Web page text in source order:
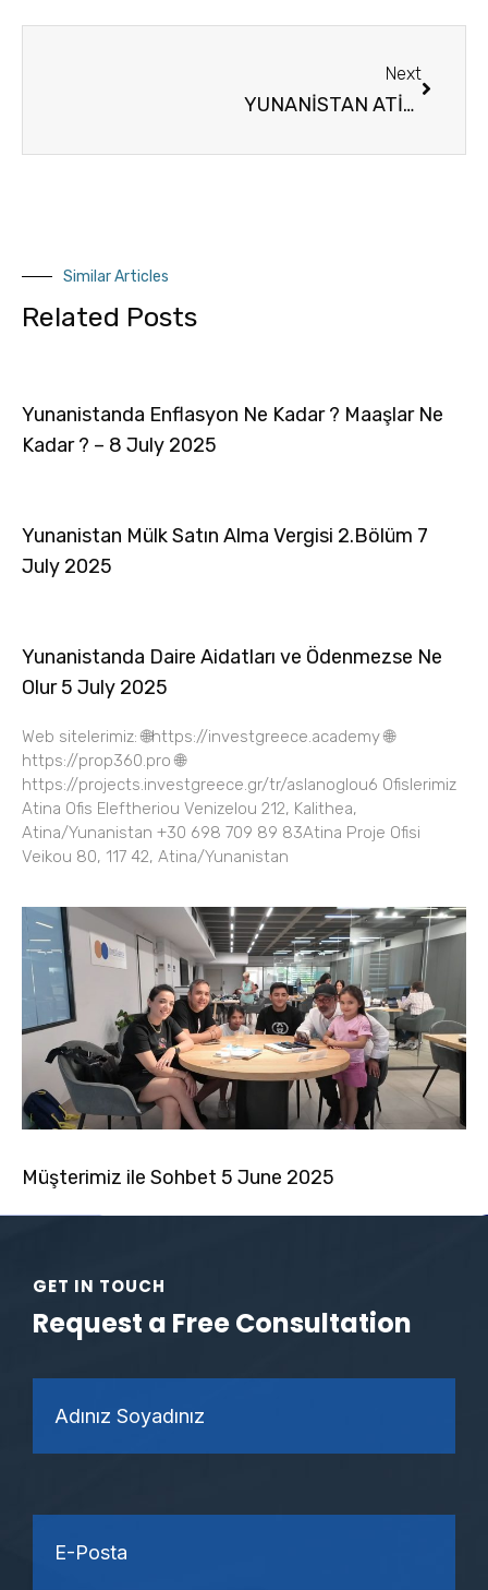
Next
YUNANİSTAN ATİNA SATILIK DAİRE GLIFADA (SATILIK) RESIDENTIAL APARTMENT || ATHENS SOUTH/GLYFADA – 133SQ.M, 3BEDROOMS, 300.000€
Similar Articles
Related Posts
Yunanistanda Enflasyon Ne Kadar ? Maaşlar Ne
Kadar ? – 8 July 2025
Yunanistan Mülk Satın Alma Vergisi 2.Bölüm 7
July 2025
Yunanistanda Daire Aidatları ve Ödenmezse Ne
Olur 5 July 2025
Web sitelerimiz: 🌐https://investgreece.academy 🌐
https://prop360.pro 🌐
https://projects.investgreece.gr/tr/aslanoglou6 Ofislerimiz
Atina Ofis Eleftheriou Venizelou 212, Kalithea,
Atina/Yunanistan +30 698 709 89 83Atina Proje Ofisi
Veikou 80, 117 42, Atina/Yunanistan
Müşterimiz ile Sohbet 5 June 2025
GET IN TOUCH
Request a Free Consultation